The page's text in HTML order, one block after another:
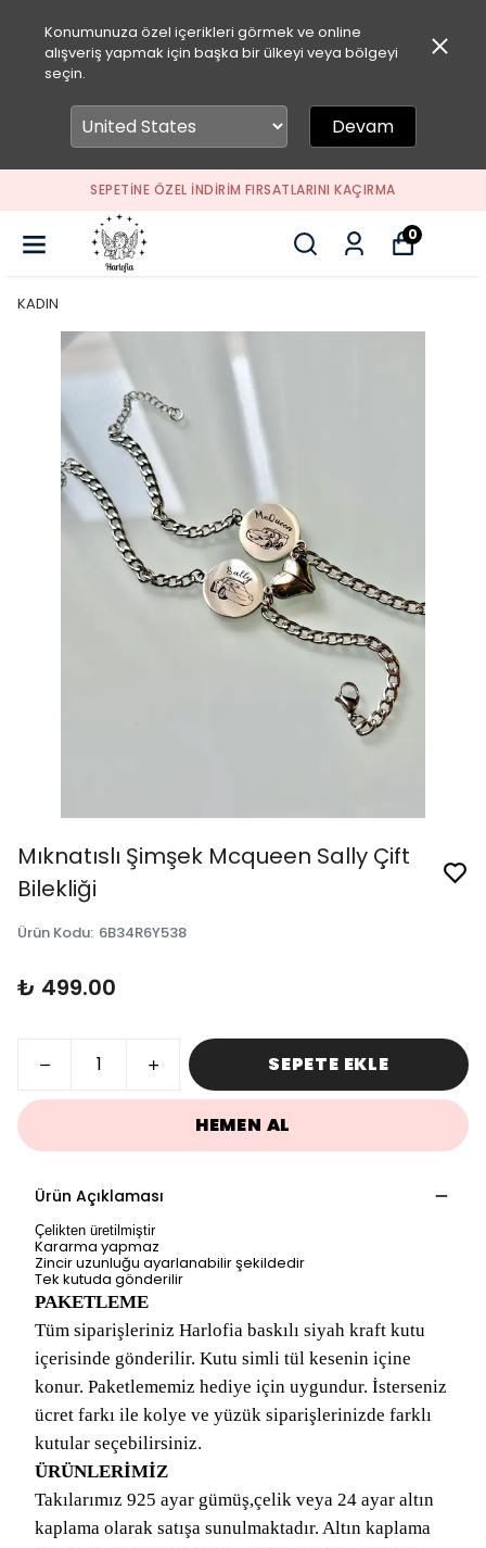
Konumunuza özel içerikleri görmek ve online
alışveriş yapmak için başka bir ülkeyi veya bölgeyi
seçin.
Devam
SEPETİNE ÖZEL İNDİRİM FIRSATLARINI KAÇIRMA
0
KADIN
Mıknatıslı Şimşek Mcqueen Sally Çift
Bilekliği
Ürün Kodu: 6B34R6Y538
₺ 499.00
SEPETE EKLE
HEMEN AL
Ürün Açıklaması
Çelikten üretilmiştir
Kararma yapmaz
Zincir uzunluğu ayarlanabilir şekildedir
Tek kutuda gönderilir
PAKETLEME
Tüm siparişleriniz Harlofia baskılı siyah kraft kutu
içerisinde gönderilir. Kutu simli tül kesenin içine
konur. Paketlememiz hediye için uygundur. İsterseniz
ücret farkı ile kolye ve yüzük siparişlerinizde farklı
kutular seçebilirsiniz.
ÜRÜNLERİMİZ
Takılarımız 925 ayar gümüş,çelik veya 24 ayar altın
kaplama olarak satışa sunulmaktadır. Altın kaplama